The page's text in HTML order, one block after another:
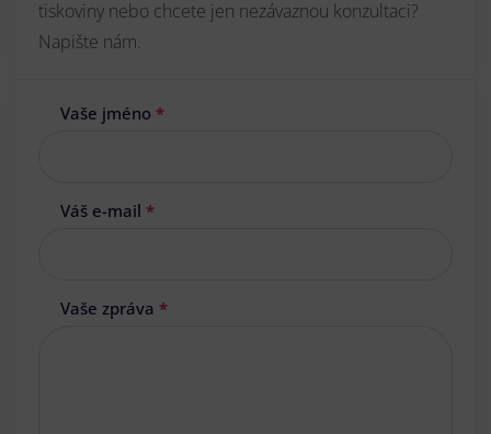
tiskoviny nebo chcete jen nezávaznou konzultaci?
Napište nám.
Vaše jméno *
Váš e-mail *
Vaše zpráva *